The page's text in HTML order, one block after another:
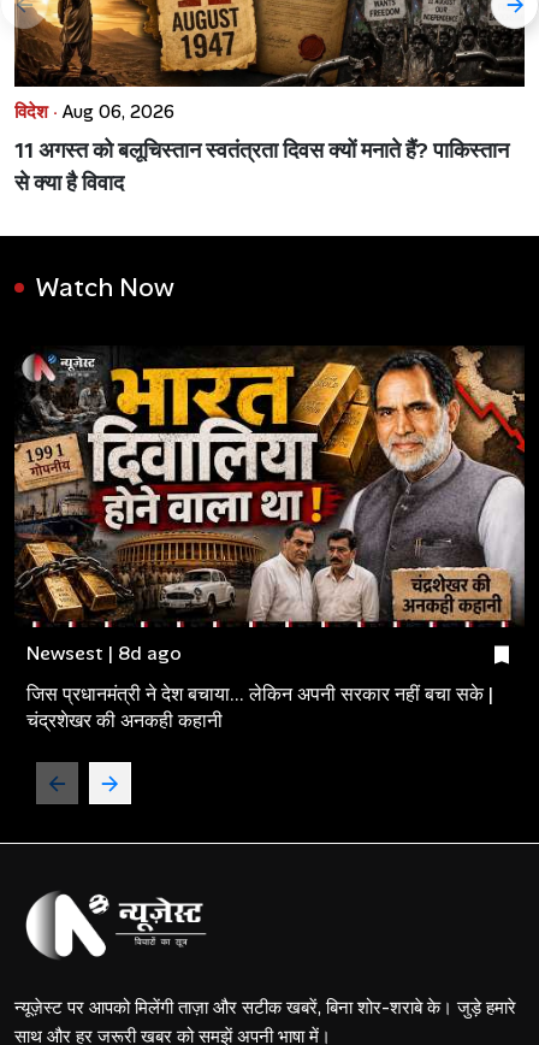
विदेश · Aug 06, 2026
11 अगस्त को बलूचिस्तान स्वतंत्रता दिवस क्यों मनाते हैं? पाकिस्तान
से क्या है विवाद
Watch Now
Newsest | 8d ago
जिस प्रधानमंत्री ने देश बचाया... लेकिन अपनी सरकार नहीं बचा सके |
चंद्रशेखर की अनकही कहानी
न्यूज़ेस्ट पर आपको मिलेंगी ताज़ा और सटीक खबरें, बिना शोर-शराबे के। जुड़े हमारे
साथ और हर जरूरी खबर को समझें अपनी भाषा में।